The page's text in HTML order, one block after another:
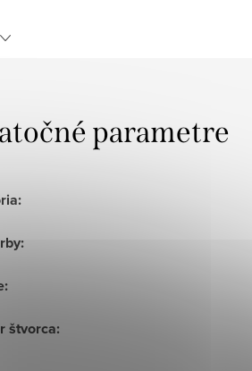
parametre
:
:
:
štvorca: